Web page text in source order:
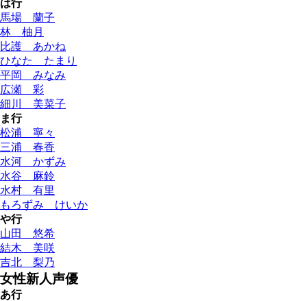
は行
馬場 蘭子
林 柚月
比護 あかね
ひなた たまり
平岡 みなみ
広瀬 彩
細川 美菜子
ま行
松浦 寧々
三浦 春香
水河 かずみ
水谷 麻鈴
水村 有里
もろずみ けいか
や行
山田 悠希
結木 美咲
吉北 梨乃
女性新人声優
あ行